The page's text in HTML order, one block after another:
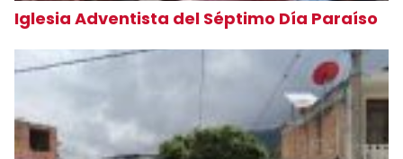
Iglesia Adventista del Séptimo Día Paraíso